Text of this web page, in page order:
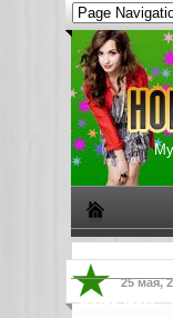
Жизнь звезд
25 мая,